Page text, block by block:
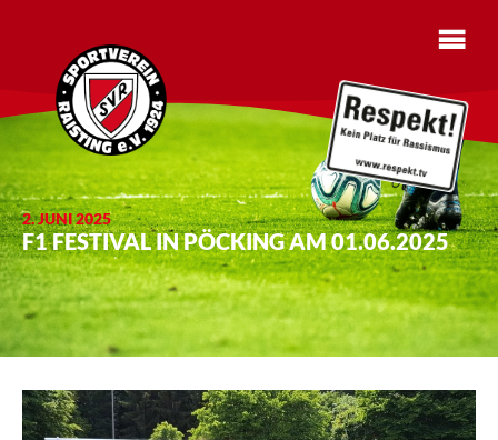
2. JUNI 2025
F1 FESTIVAL IN PÖCKING AM 01.06.2025